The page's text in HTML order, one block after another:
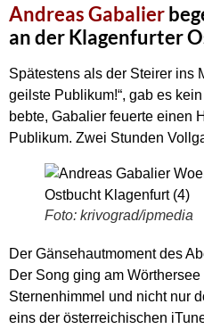
Andreas Gabalier
an der Klagenfurter
Spätestens als der Steirer ins
geilste Publikum!“, gab es
bebte, Gabalier feuerte einen
Publikum. Zwei Stunden
Foto: krivograd/ipmedia
Der Gänsehautmoment des
Der Song ging am
Sternenhimmel und nicht nur
eins der österreichischen